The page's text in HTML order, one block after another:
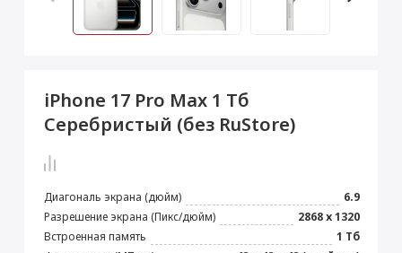
Mouse
Magic Keyboard
Air Tag
iPhone 17 Pro Max 1 Тб
Серебристый (без RuStore)
Диагональ экрана (дюйм)
6.9
Разрешение экрана (Пикс/дюйм)
2868 х 1320
Встроенная память
1 Тб